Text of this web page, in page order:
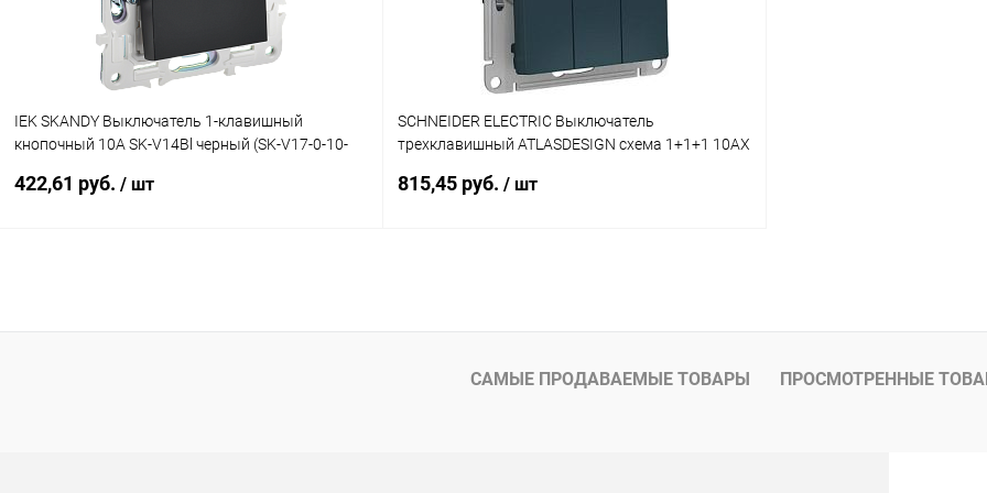
IEK SKANDY Выключатель 1-клавишный
кнопочный 10А SK-V14Bl черный (SK-V17-0-10-
422,61 руб. / шт
Купить в 1 клик К сравнению
SCHNEIDER ELECTRIC Выключатель
трехклавишный ATLASDESIGN схема 1+1+1 10АХ
815,45 руб. / шт
Купить в 1 клик К сравнению
В избранное В наличии
САМЫЕ ПРОДАВАЕМЫЕ ТОВАРЫ ПРОСМОТРЕННЫЕ